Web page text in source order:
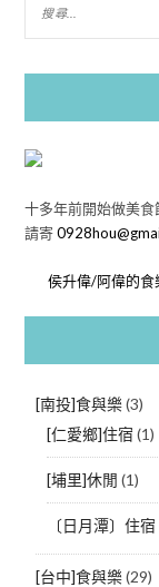
十多年前開始做美
請寄
侯升偉/阿偉的食
[南投]食與樂(3)
[仁愛鄉]住宿 (1)
[埔里]休閒 (1)
〔日月潭〕住宿
[台中]食與樂(29)